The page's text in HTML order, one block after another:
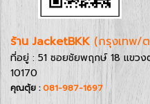
ร้าน JacketBKK (กรุงเทพ/
ที่อยู่ : 51 ซอยชัยพฤกษ์ 18 แขว
10170
คุณตุ้ย :081-987-1697